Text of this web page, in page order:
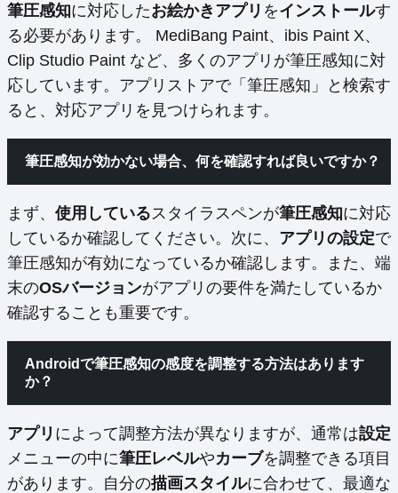
筆圧感知に対応したお絵かきアプリ をインストールす
る必要があります。 MediBang Paint、ibis Paint X、
Clip Studio Paint など、多くのアプリが筆圧感知に対
応しています。アプリストアで「筆圧感知」と検索す
ると、対応アプリを見つけられます。
筆圧感知が効かない場合、何を確認すれば良いですか？
まず、 使用している スタイラスペンが筆圧感知に対応
しているか確認してください。次に、 アプリの設定で
筆圧感知が有効になっているか確認します。また、端
末のOSバージョンがアプリの要件を満たしているか
確認することも重要です。
Androidで筆圧感知の感度を調整する方法はあります
か？
アプリ によって調整方法が異なりますが、通常は設定
メニューの中に筆圧レベルやカーブを調整できる項目
があります。自分の描画スタイルに合わせて、最適な